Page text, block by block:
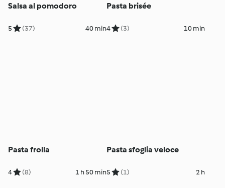
Salsa al pomodoro
5 (37) 40 min
Pasta brisée
4 (3) 10 min
Pasta frolla
4 (8) 1 h 50 min
Pasta sfoglia veloce
5 (1) 2 h